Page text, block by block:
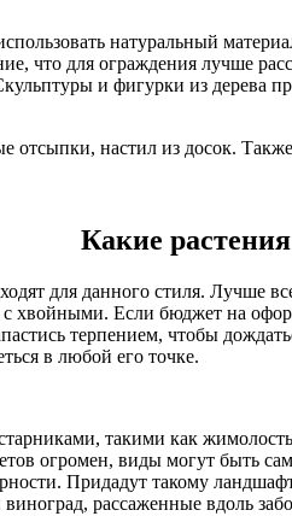
натуральный
что для ограждения лучше
и фигурки из дерева
настил из досок.
Какие
для данного стиля. Лучше
хвойными. Если бюджет на
терпением, чтобы
в любой его точке.
такими как
огромен, виды могут быть
Придадут такому
рассаженные вдоль